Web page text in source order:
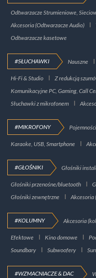
Odtwarzacze Strumieniowe,
Akcesoria (Odtwarzacze Audio)
Odtwarzacze kasetowe
#SŁUCHAWKI Nauszne
Hi-Fi & Studio Z redukcją
Komunikacyjne PC, Gaming, Call
Słuchawki z mikrofonem
#MIKROFONY
Karaoke, USB, Smartphone
#GŁOŚNIKI Głośniki
Głośniki przenośne/bluetooth
Głośniki zewnętrzne
Akcesoria
#KOLUMNY Akcesoria
Efektowe Kino domowe
Soundbary
Subwoofery
#WZMACNIACZE & DAC